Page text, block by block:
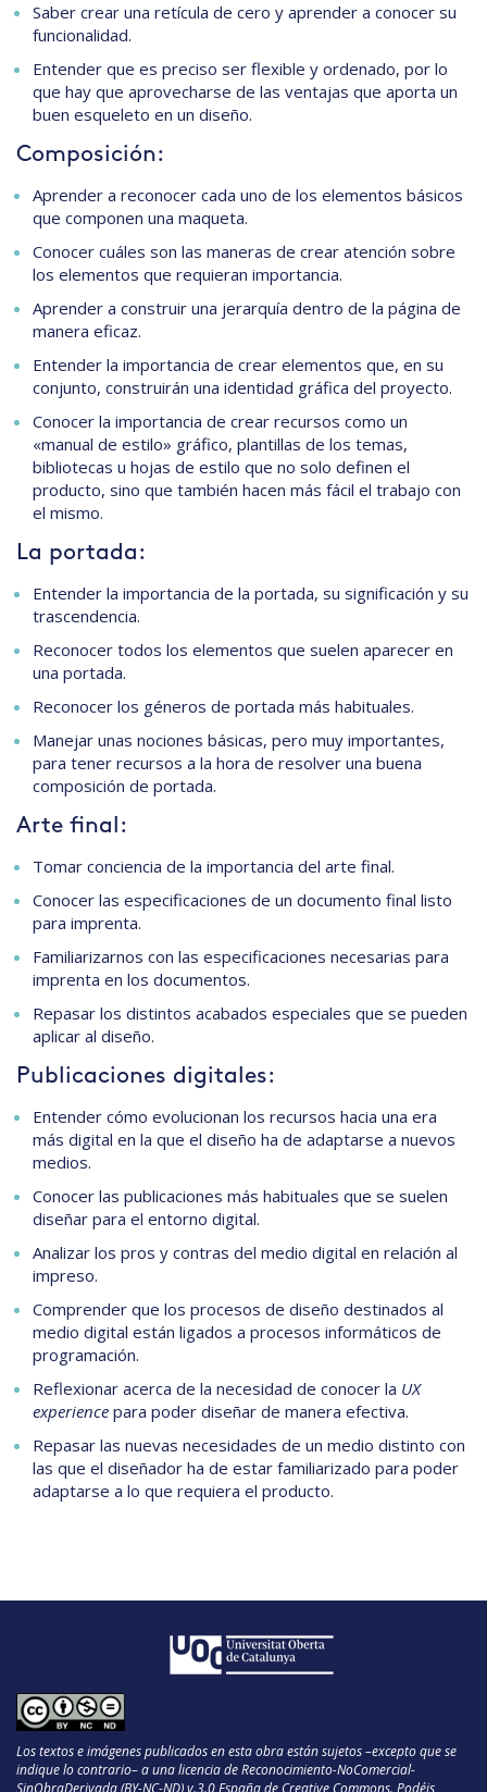
Saber crear una retícula de cero y aprender a conocer su
funcionalidad.
Entender que es preciso ser flexible y ordenado, por lo
que hay que aprovecharse de las ventajas que aporta un
buen esqueleto en un diseño.
Composición:
Aprender a reconocer cada uno de los elementos básicos
que componen una maqueta.
Conocer cuáles son las maneras de crear atención sobre
los elementos que requieran importancia.
Aprender a construir una jerarquía dentro de la página de
manera eficaz.
Entender la importancia de crear elementos que, en su
conjunto, construirán una identidad gráfica del proyecto.
Conocer la importancia de crear recursos como un
«manual de estilo» gráfico, plantillas de los temas,
bibliotecas u hojas de estilo que no solo definen el
producto, sino que también hacen más fácil el trabajo con
el mismo.
La portada:
Entender la importancia de la portada, su significación y su
trascendencia.
Reconocer todos los elementos que suelen aparecer en
una portada.
Reconocer los géneros de portada más habituales.
Manejar unas nociones básicas, pero muy importantes,
para tener recursos a la hora de resolver una buena
composición de portada.
Arte final:
Tomar conciencia de la importancia del arte final.
Conocer las especificaciones de un documento final listo
para imprenta.
Familiarizarnos con las especificaciones necesarias para
imprenta en los documentos.
Repasar los distintos acabados especiales que se pueden
aplicar al diseño.
Publicaciones digitales:
Entender cómo evolucionan los recursos hacia una era
más digital en la que el diseño ha de adaptarse a nuevos
medios.
Conocer las publicaciones más habituales que se suelen
diseñar para el entorno digital.
Analizar los pros y contras del medio digital en relación al
impreso.
Comprender que los procesos de diseño destinados al
medio digital están ligados a procesos informáticos de
programación.
Reflexionar acerca de la necesidad de conocer la UX
experience para poder diseñar de manera efectiva.
Repasar las nuevas necesidades de un medio distinto con
las que el diseñador ha de estar familiarizado para poder
adaptarse a lo que requiera el producto.
Los textos e imágenes publicados en esta obra están sujetos –excepto que se
indique lo contrario– a una licencia de Reconocimiento-NoComercial-